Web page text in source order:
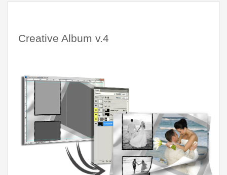
Creative Album v.4